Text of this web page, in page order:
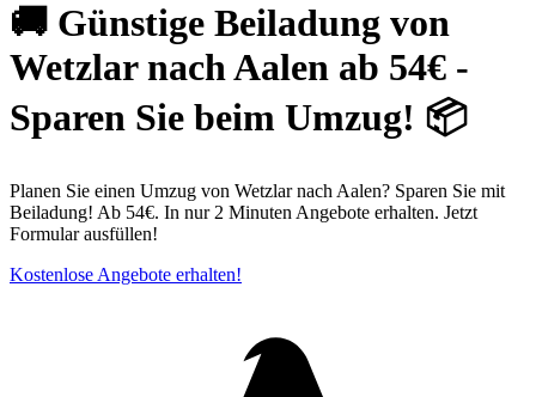
🚚 Günstige Beiladung von
Wetzlar nach Aalen ab 54€ -
Sparen Sie beim Umzug! 📦
Planen Sie einen Umzug von Wetzlar nach Aalen? Sparen Sie mit
Beiladung! Ab 54€. In nur 2 Minuten Angebote erhalten. Jetzt
Formular ausfüllen!
Kostenlose Angebote erhalten!